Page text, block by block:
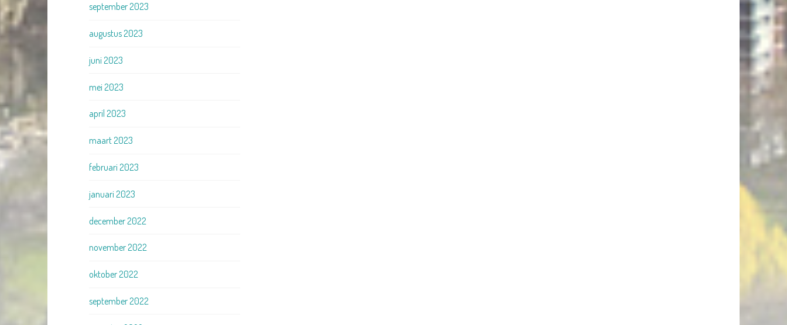
september 2023
augustus 2023
juni 2023
mei 2023
april 2023
maart 2023
februari 2023
januari 2023
december 2022
november 2022
oktober 2022
september 2022